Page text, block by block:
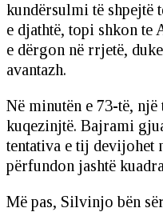
kundërsulmi të shpejtë
e djathtë, topi shkon
e dërgon në rrjetë,
avantazh.
Në minutën e 73-të,
kuqezinjtë. Bajrami
tentativa e tij devijohet
përfundon jashtë
Më pas, Silvinjo bën